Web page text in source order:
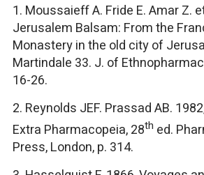
1. Moussaieff A. Fride E. Amar Z.
Jerusalem Balsam: From the
Monastery in the old city of
Martindale 33. J. of
16-26.
2. Reynolds JEF. Prassad AB.
Extra Pharmacopeia, 28th ed.
Press, London, p. 314.